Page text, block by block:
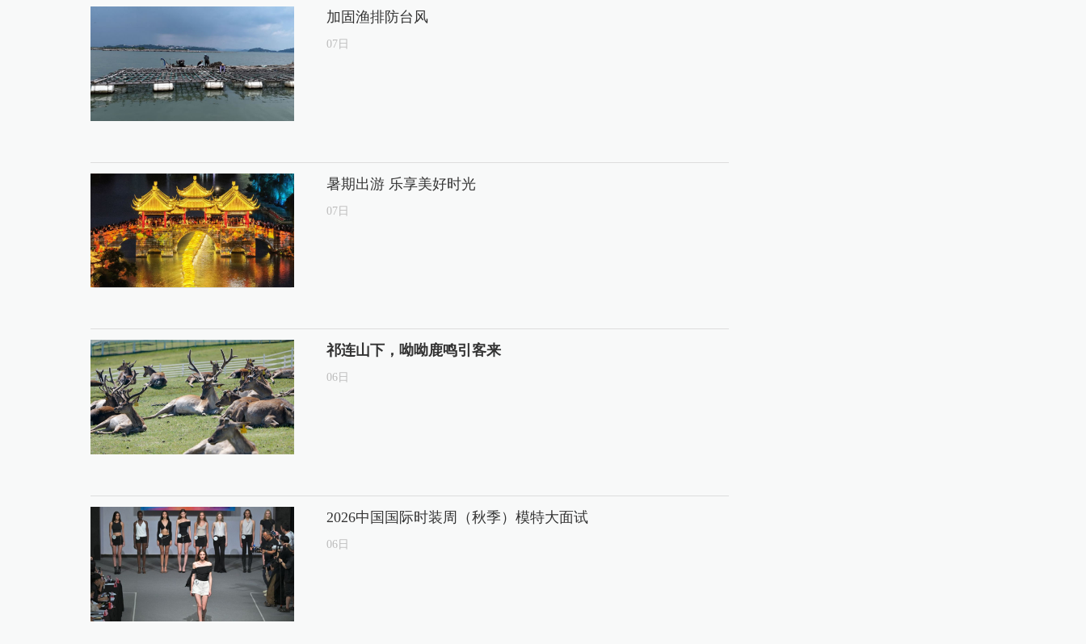
加固渔排防台风
07日
暑期出游 乐享美好时光
07日
祁连山下，呦呦鹿鸣引客来
06日
2026中国国际时装周（秋季）模特大面试
06日